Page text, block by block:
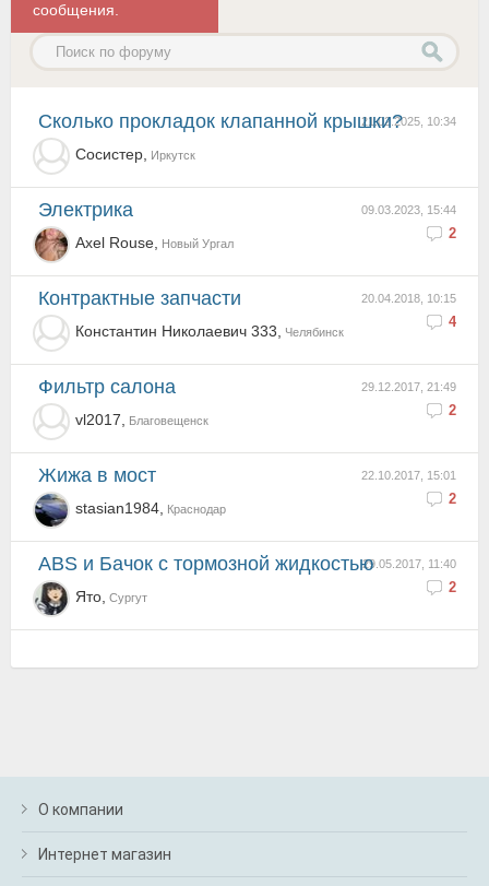
сообщения.
21.02.2025, 10:34
Сколько прокладок клапанной крышки?
Сосистер, Иркутск
09.03.2023, 15:44
2
электрика
Axel Rouse, Новый Ургал
20.04.2018, 10:15
4
контрактные запчасти
Константин Николаевич 333, Челябинск
29.12.2017, 21:49
2
фильтр салона
vl2017, Благовещенск
22.10.2017, 15:01
2
Жижа в мост
stasian1984, Краснодар
29.05.2017, 11:40
2
ABS и Бачок с тормозной жидкостью
Ято, Сургут
О компании
Интернет магазин